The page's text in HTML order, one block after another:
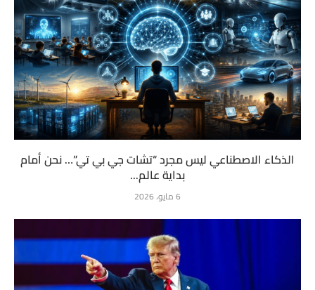
الذكاء الاصطناعي ليس مجرد “تشات جي بي تي”… نحن أمام
بداية عالم...
6 مايو، 2026